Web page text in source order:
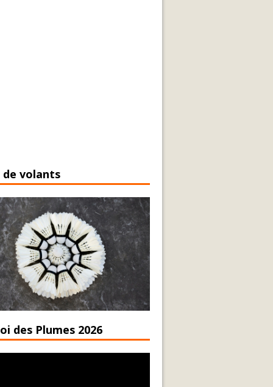
de volants
des Plumes 2026